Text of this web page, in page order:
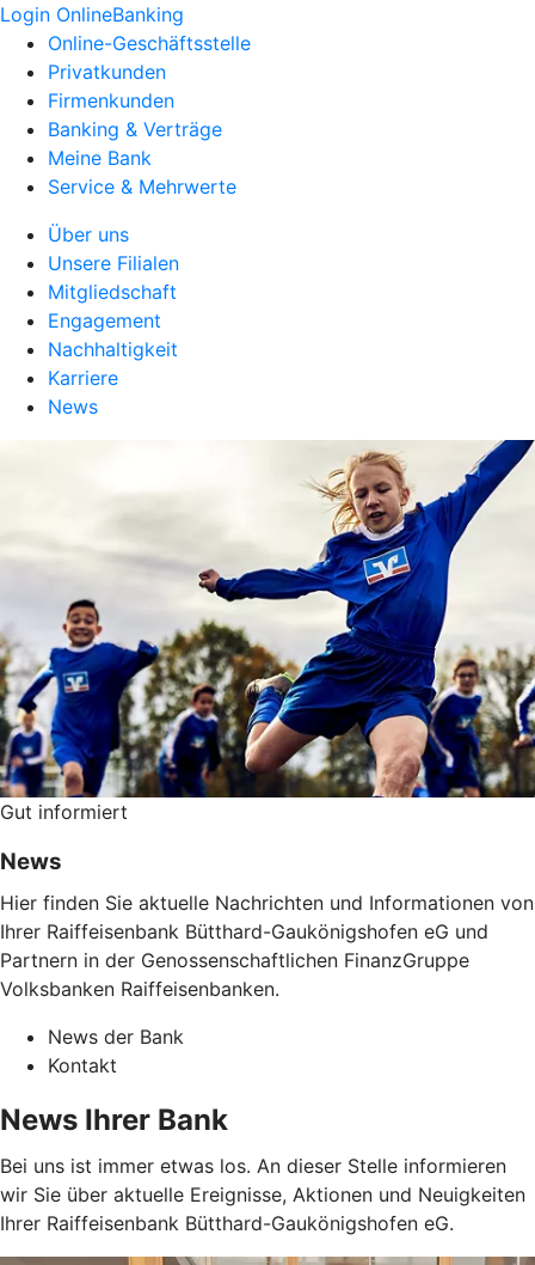
Login OnlineBanking
Online-Geschäftsstelle
Privatkunden
Firmenkunden
Banking & Verträge
Meine Bank
Service & Mehrwerte
Über uns
Unsere Filialen
Mitgliedschaft
Engagement
Nachhaltigkeit
Karriere
News
Gut informiert
News
Hier finden Sie aktuelle Nachrichten und Informationen von
Ihrer Raiffeisenbank Bütthard-Gaukönigshofen eG und
Partnern in der Genossenschaftlichen FinanzGruppe
Volksbanken Raiffeisenbanken.
News der Bank
Kontakt
News Ihrer Bank
Bei uns ist immer etwas los. An dieser Stelle informieren
wir Sie über aktuelle Ereignisse, Aktionen und Neuigkeiten
Ihrer Raiffeisenbank Bütthard-Gaukönigshofen eG.